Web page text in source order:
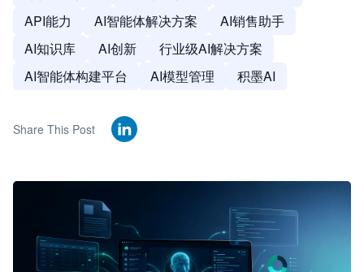
API能力
AI智能体解决方案
AI销售助手
AI知识库
AI创新
行业级AI解决方案
AI智能体构建平台
AI模型管理 积墨AI
Share This Post